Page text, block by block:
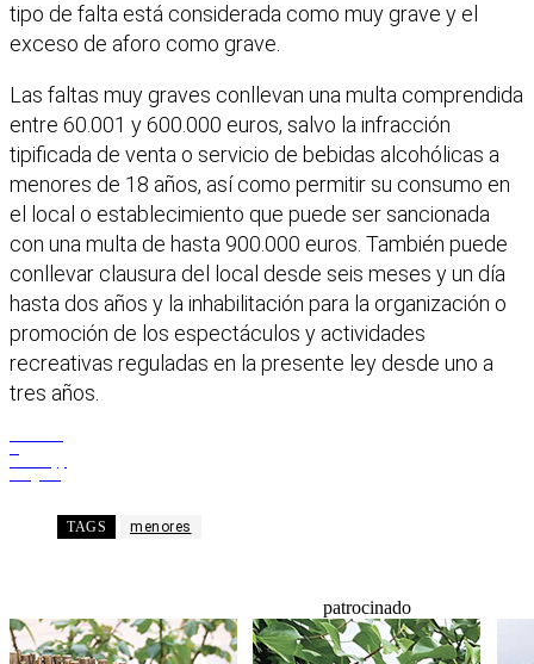
tipo de falta está considerada como muy grave y el
exceso de aforo como grave.
Las faltas muy graves conllevan una multa comprendida
entre 60.001 y 600.000 euros, salvo la infracción
tipificada de venta o servicio de bebidas alcohólicas a
menores de 18 años, así como permitir su consumo en
el local o establecimiento que puede ser sancionada
con una multa de hasta 900.000 euros. También puede
conllevar clausura del local desde seis meses y un día
hasta dos años y la inhabilitación para la organización o
promoción de los espectáculos y actividades
recreativas reguladas en la presente ley desde uno a
tres años.
TAGS menores
patrocinado